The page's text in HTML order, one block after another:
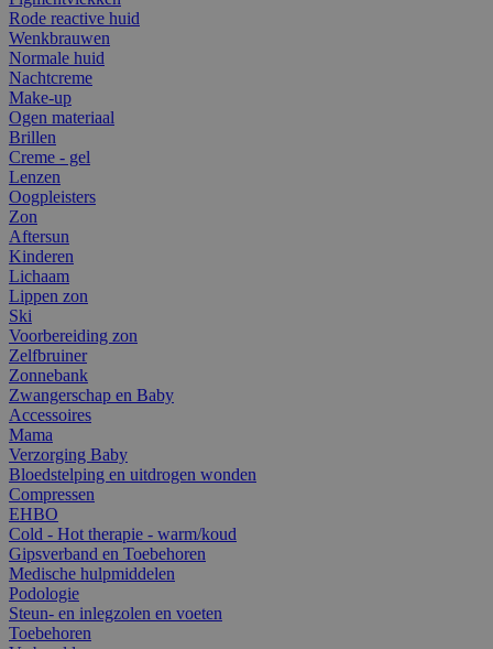
Rode reactive huid
Wenkbrauwen
Normale huid
Nachtcreme
Make-up
Ogen materiaal
Brillen
Creme - gel
Lenzen
Oogpleisters
Zon
Aftersun
Kinderen
Lichaam
Lippen zon
Ski
Voorbereiding zon
Zelfbruiner
Zonnebank
Zwangerschap en Baby
Accessoires
Mama
Verzorging Baby
Bloedstelping en uitdrogen wonden
Compressen
EHBO
Cold - Hot therapie - warm/koud
Gipsverband en Toebehoren
Medische hulpmiddelen
Podologie
Steun- en inlegzolen en voeten
Toebehoren